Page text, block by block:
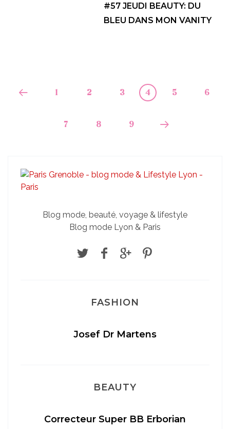
#57 JEUDI BEAUTY: DU
BLEU DANS MON VANITY
1 2 3 4 5 6
7 8 9
Blog mode, beauté, voyage & lifestyle
Blog mode Lyon & Paris
FASHION
Josef Dr Martens
BEAUTY
Correcteur Super BB Erborian